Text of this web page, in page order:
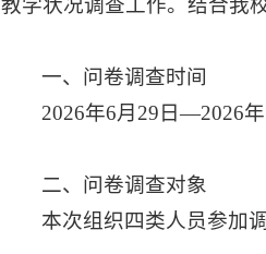
教学状况调查工作。结合我
一、问卷调查时间
2026年6月29日—2026年
二、问卷调查对象
本次组织四类人员参加